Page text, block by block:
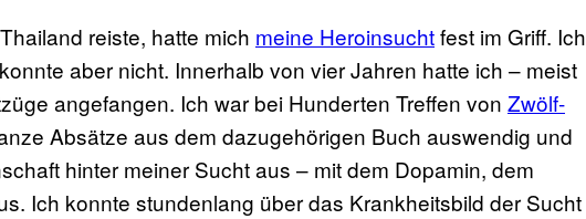
reiste, hatte mich meine Heroinsuchtfest im Griff. Ich
aber nicht. Innerhalb von vier Jahren hatte ich – meist
angefangen. Ich war bei Hunderten Treffen von Zwölf-
Absätze aus dem dazugehörigen Buch auswendig und
hinter meiner Sucht aus – mit dem Dopamin, dem
Ich konnte stundenlang über das Krankheitsbild der Sucht